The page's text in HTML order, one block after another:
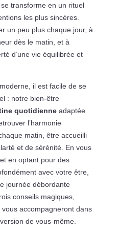
transforme en un rituel
les plus sincères.
un peu plus chaque jour, à
dès le matin, et à
d’une vie équilibrée et
il est facile de se
: notre bien-être
quotidienneadaptée
l’harmonie
matin, être accueilli
et de sérénité. En vous
en optant pour des
avec votre être,
journée débordante
conseils magiques,
accompagneront dans
de vous-même.